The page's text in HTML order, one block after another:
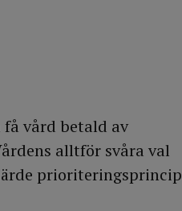
vård betald av
alltför svåra val
prioriteringsprincip